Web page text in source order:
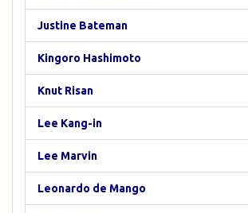
Justine Bateman
Kingoro Hashimoto
Knut Risan
Lee Kang-in
Lee Marvin
Leonardo de Mango